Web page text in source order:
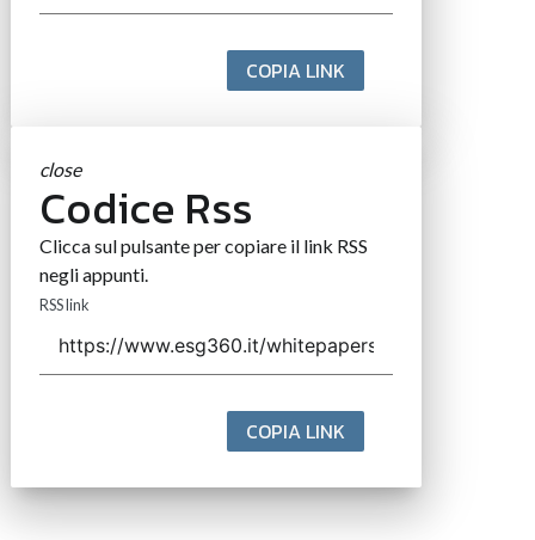
COPIA LINK
close
Codice Rss
Clicca sul pulsante per copiare il link RSS
negli appunti.
RSS link
COPIA LINK